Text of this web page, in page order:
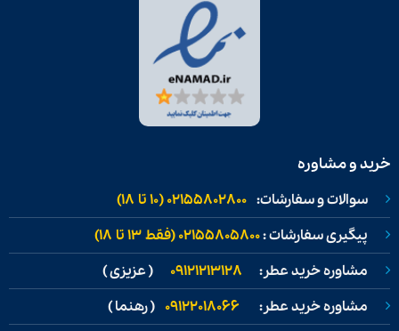
خرید و مشاوره
سوالات و سفارشات: 02155802800 (۱۰ تا ۱۸)
پیگیری سفارشات :02155805800 (فقط ۱۳ تا ۱۸)
مشاوره خرید عطر: 09121213128 ( عزیزی )
مشاوره خرید عطر: 09122018066 ( رهنما )